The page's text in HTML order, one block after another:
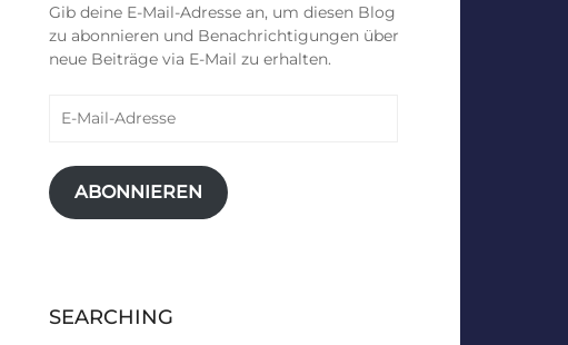
Gib deine E-Mail-Adresse an, um diesen Blog
zu abonnieren und Benachrichtigungen über
neue Beiträge via E-Mail zu erhalten.
Mail-
ABONNIEREN
SEARCHING